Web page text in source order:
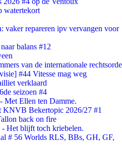
watertekort
vaker repareren ipv vervangen voor
balans #12
van de internationale rechtsorde
#44 Vitesse mag weg
verklaard
seizoen #4
Met Ellen ten Damme.
KNVB Bekertopic 2026/27 #1
back on fire
Het blijft toch kriebelen.
# 56 Worlds RLS, BBs, GH, GF,